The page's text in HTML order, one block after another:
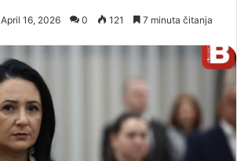
April 16, 2026 0 121 7 minuta čitanja